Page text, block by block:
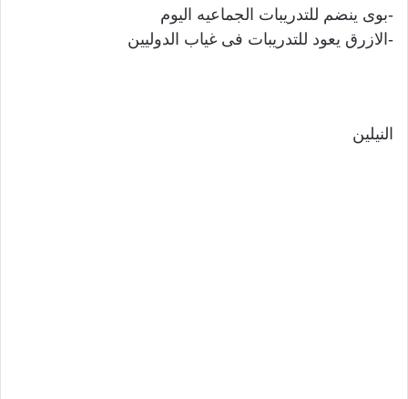
-بوى ينضم للتدريبات الجماعيه اليوم
-الازرق يعود للتدريبات فى غياب الدوليين
النيلين